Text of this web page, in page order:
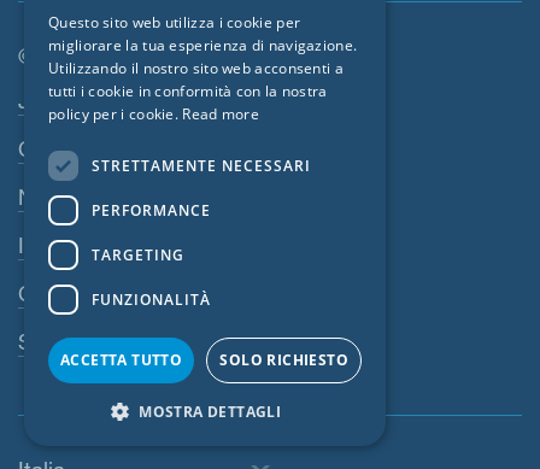
© SIGA 2026
Area di navigazione footer
Jobs
Contatto
Norme sulla privacy
Impressum
CGV
Sistema di denuncia
FRENCH
CZECH
LATVIAN
NORWEGIAN
Questo sito web utilizza i cookie per
migliorare la tua esperienza di navigazione.
Utilizzando il nostro sito web acconsenti a
tutti i cookie in conformità con la nostra
policy per i cookie. Read more
STRETTAMENTE NECESSARI
PERFORMANCE
TARGETING
FUNZIONALITÀ
ACCETTA TUTTO SOLO RICHIESTO
MOSTRA DETTAGLI